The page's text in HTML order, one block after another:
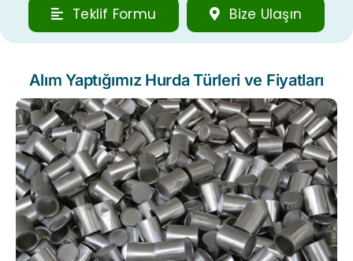
Teklif Formu Bize Ulaşın
Alım Yaptığımız Hurda Türleri ve Fiyatları